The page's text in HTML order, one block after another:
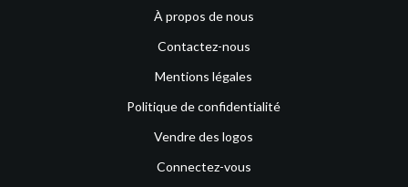
À propos de nous
Contactez-nous
Mentions légales
Politique de confidentialité
Vendre des logos
Connectez-vous